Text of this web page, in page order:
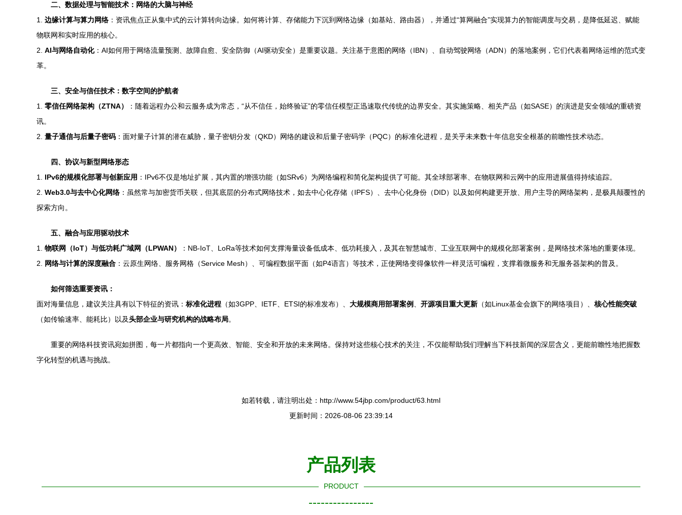
二、数据处理与智能技术：网络的大脑与神经
1. 边缘计算与算力网络 ：资讯焦点正从集中式的云计算转向边缘。如何将计算、存储能力下沉到网络边缘（如基站、路由器），并通过“算网融合”实现算力的智能调度与交易，是降低延迟、赋能
物联网和实时应用的核心。
2. AI与网络自动化：AI如何用于网络流量预测、故障自愈、安全防御（AI驱动安全）是重要议题。关注基于意图的网络（IBN）、自动驾驶网络（ADN）的落地案例，它们代表着网络运维的范式变
革。
三、安全与信任技术：数字空间的护航者
1. 零信任网络架构（ZTNA）
：随着远程办公和云服务成为常态，“从不信任，始终验证”的零信任模型正迅速取代传统的边界安全。其实施策略、相关产品（如SASE）的演进是安全领域的重磅资
讯。
2. 量子通信与后量子密码 ：面对量子计算的潜在威胁，量子密钥分发（QKD）网络的建设和后量子密码学（PQC）的标准化进程，是关乎未来数十年信息安全根基的前瞻性技术动态。
四、协议与新型网络形态
1. IPv6的规模化部署与创新应用 ：IPv6不仅是地址扩展，其内置的增强功能（如SRv6）为网络编程和简化架构提供了可能。其全球部署率、在物联网和云网中的应用进展值得持续追踪。
2. Web3.0与去中心化网络 ：虽然常与加密货币关联，但其底层的分布式网络技术，如去中心化存储（IPFS）、去中心化身份（DID）以及如何构建更开放、用户主导的网络架构，是极具颠覆性的
探索方向。
五、融合与应用驱动技术
1. 物联网（IoT）与低功耗广域网（LPWAN）
：NB-IoT、LoRa等技术如何支撑海量设备低成本、低功耗接入，及其在智慧城市、工业互联网中的规模化部署案例，是网络技术落地的重要体现。
2.
网络与计算的深度融合 ：云原生网络、服务网格（Service Mesh）、可编程数据平面（如P4语言）等技术，正使网络变得像软件一样灵活可编程，支撑着微服务和无服务器架构的普及。
如何筛选重要资讯：
面对海量信息，建议关注具有以下特征的资讯： 标准化进程 （如3GPP、IETF、ETSI的标准发布）、 大规模商用部署案例 开源项目重大更新 （如Linux基金会旗下的网络项目）、 核心性能突破
（如传输速率、能耗比）以及头部企业与研究机构的战略布局。
重要的网络科技资讯宛如拼图，每一片都指向一个更高效、智能、安全和开放的未来网络。保持对这些核心技术的关注，不仅能帮助我们理解当下科技新闻的深层含义，更能前瞻性地把握数
字化转型的机遇与挑战。
如若转载，请注明出处：http://www.54jbp.com/product/63.html
更新时间：2026-08-06 23:39:14
产品列表
PRODUCT
----------------